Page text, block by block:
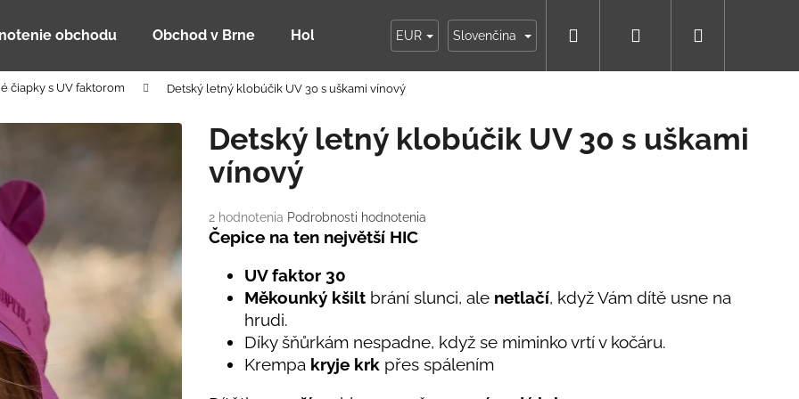
obchodu Obchod v Brne Holky Dupeťačky Moja objednávka
EUR Slovenčina Prihlásenie
čiapky s UV faktorom Detský letný klobúčik UV 30 s uškami vínový
Priemerné
hodnotenie
produktu
hviezdičiek.
2 hodnotenia Podrobnosti hodnotenia
Detský letný klobúčik UV 30 s uškami
vínový
Čepice na ten největší HIC
UV faktor 30
Měkounký kšilt brání slunci, ale netlačí, když Vám dítě usne na
hrudi.
Díky šňůrkám nespadne, když se miminko vrtí v kočáru.
Krempa kryje krk přes spálením
Čo potrebujete nájsť?
HĽADAŤ
Odporúčame
DETSKÁ LETNÁ ČIAPKA S UV 30